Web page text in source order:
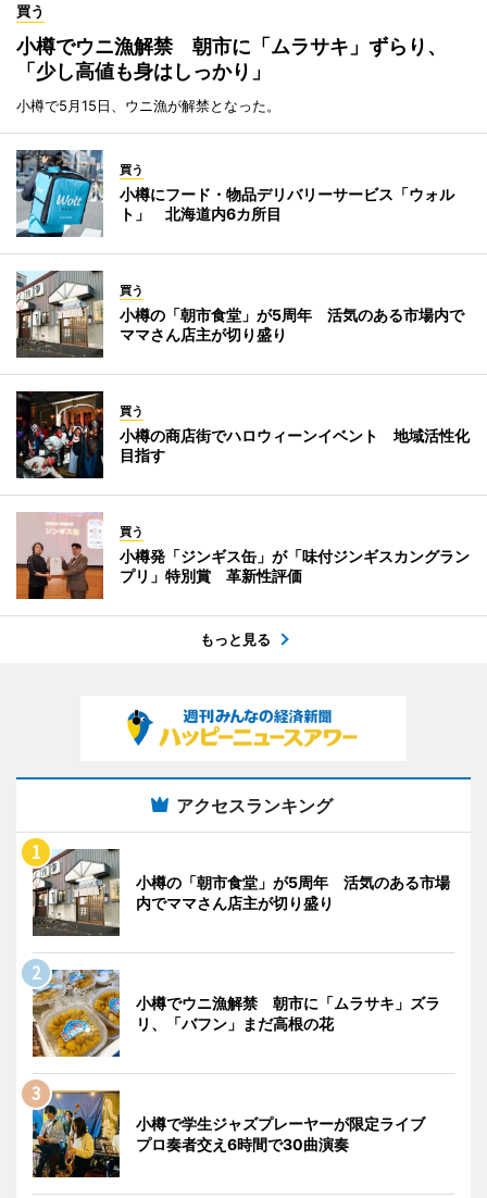
買う
小樽でウニ漁解禁 朝市に「ムラサキ」ずらり、
「少し高値も身はしっかり」
小樽で5月15日、ウニ漁が解禁となった。
買う
小樽にフード・物品デリバリーサービス「ウォル
ト」 北海道内6カ所目
買う
小樽の「朝市食堂」が5周年 活気のある市場内で
ママさん店主が切り盛り
買う
小樽の商店街でハロウィーンイベント 地域活性化
目指す
買う
小樽発「ジンギス缶」が「味付ジンギスカングラン
プリ」特別賞 革新性評価
もっと見る
アクセスランキング
小樽の「朝市食堂」が5周年 活気のある市場
内でママさん店主が切り盛り
小樽でウニ漁解禁 朝市に「ムラサキ」ズラ
リ、「バフン」まだ高根の花
小樽で学生ジャズプレーヤーが限定ライブ
プロ奏者交え6時間で30曲演奏